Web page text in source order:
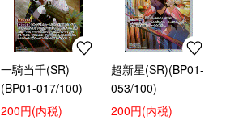
一騎当千(SR)
(BP01-017/100)
200円(内税)
超新星(SR)(BP01-
053/100)
200円(内税)